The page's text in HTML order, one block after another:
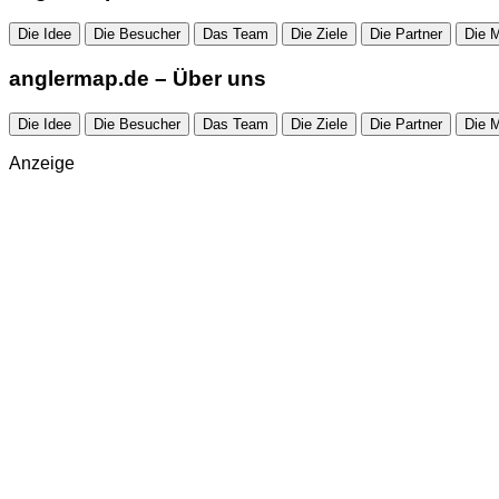
Die Idee Die Besucher Das Team Die Ziele Die Partner Die
anglermap.de – Über uns
Die Idee Die Besucher Das Team Die Ziele Die Partner Die
Anzeige